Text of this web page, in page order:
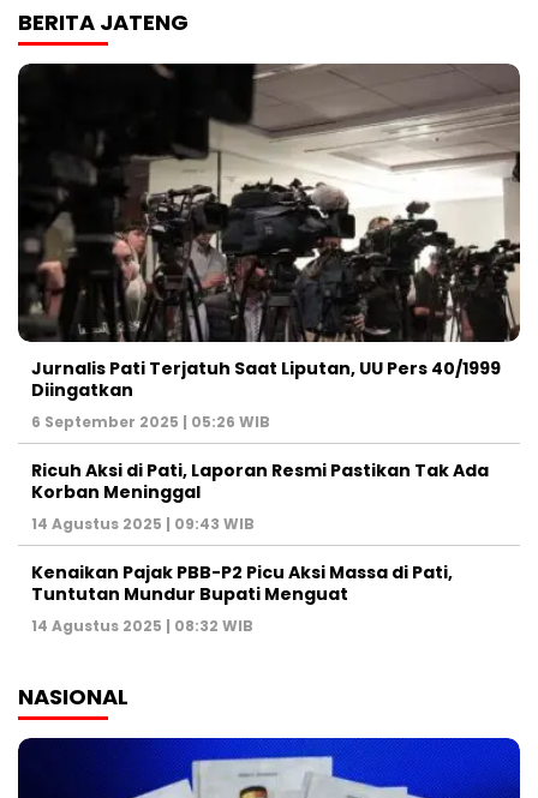
BERITA JATENG
Jurnalis Pati Terjatuh Saat Liputan, UU Pers 40/1999
Diingatkan
6 September 2025 | 05:26 WIB
Ricuh Aksi di Pati, Laporan Resmi Pastikan Tak Ada
Korban Meninggal
14 Agustus 2025 | 09:43 WIB
Kenaikan Pajak PBB-P2 Picu Aksi Massa di Pati,
Tuntutan Mundur Bupati Menguat
14 Agustus 2025 | 08:32 WIB
NASIONAL